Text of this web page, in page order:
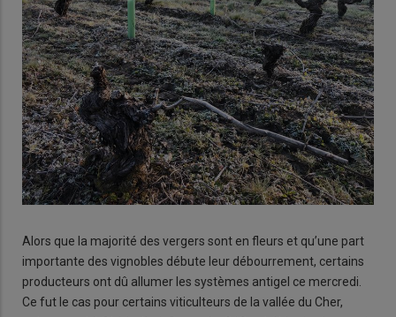
Alors que la majorité des vergers sont en fleurs et qu’une part
importante des vignobles débute leur débourrement, certains
producteurs ont dû allumer les systèmes antigel ce mercredi.
Ce fut le cas pour certains viticulteurs de la vallée du Cher,